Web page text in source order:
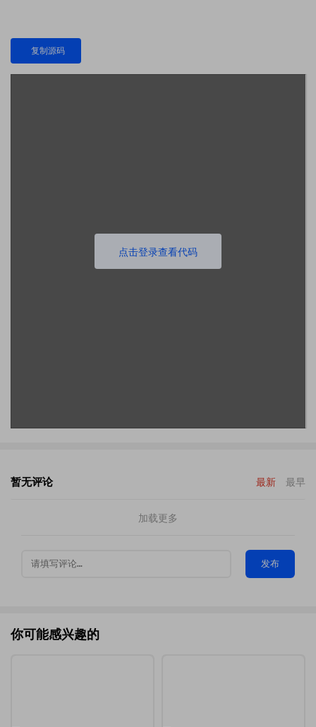
复制源码
点击登录查看代码
暂无评论 最新 最早
加载更多
发布
你可能感兴趣的